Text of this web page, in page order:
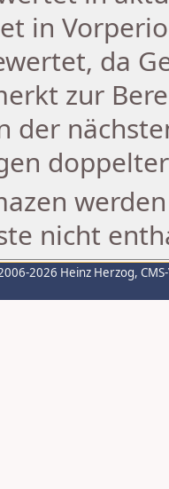
in
da
zur
der
nicht
2026 Heinz Herzog,